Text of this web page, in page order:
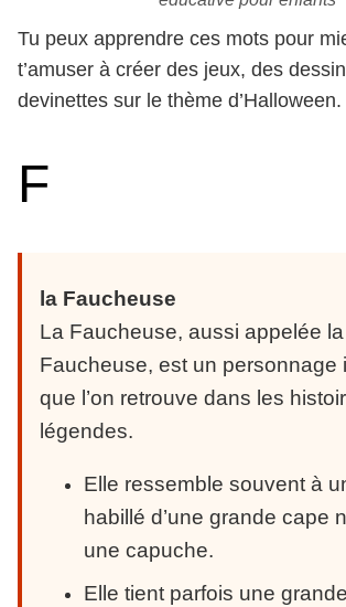
Tu peux apprendre ces mots pour
t’amuser à créer des jeux, des
devinettes sur le thème d’Halloween.
F
la Faucheuse
La Faucheuse, aussi appelée
Faucheuse, est un personnage
que l’on retrouve dans les
légendes.
Elle ressemble souvent à
habillé d’une grande cape
une capuche.
Elle tient parfois une